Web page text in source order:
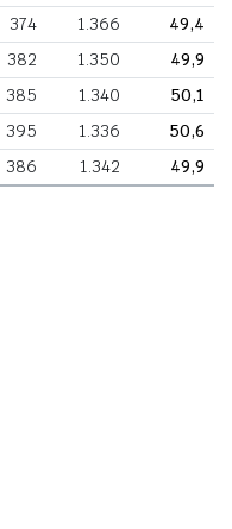
374 1.366
49,4
382 1.350
49,9
385 1.340
50,1
395 1.336
50,6
386 1.342 49,9